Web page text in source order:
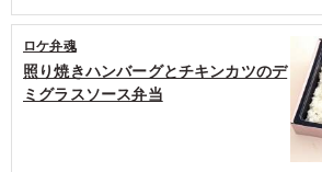
トグラッセ、ブロッコリーもメインのカレーを邪
で、全体の調和が完璧な特別なお弁当でした。
照り焼きハンバーグとチキンカツのデ
ミグラスソース弁当
ロケ弁魂